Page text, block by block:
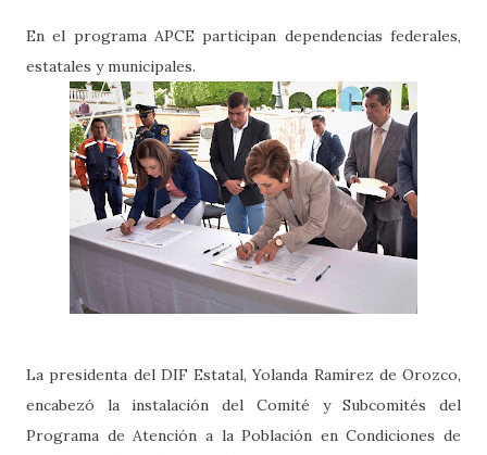
En el programa APCE participan dependencias federales,
estatales y municipales.
La presidenta del DIF Estatal, Yolanda Ramírez de Orozco,
encabezó la instalación del Comité y Subcomités del
Programa de Atención a la Población en Condiciones de